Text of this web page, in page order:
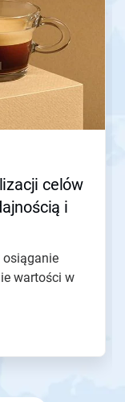
celów
i
osiąganie
wartości w